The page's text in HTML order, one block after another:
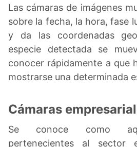
Las cámaras de imágenes
sobre la fecha, la hora, fase
y da las coordenadas
especie detectada se
conocer rápidamente a que
mostrarse una determinada
Cámaras
Se conoce como
pertenecientes al sector